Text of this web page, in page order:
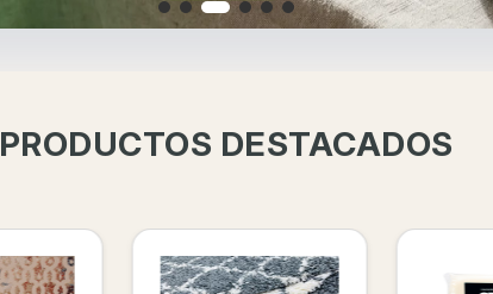
PRODUCTOS DESTACADOS